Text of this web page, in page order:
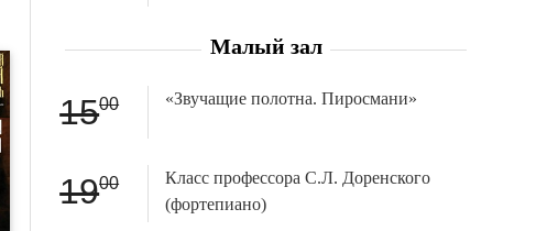
Малый зал
1500 «Звучащие полотна. Пиросмани»
1900
Класс профессора С.Л. Доренского
(фортепиано)